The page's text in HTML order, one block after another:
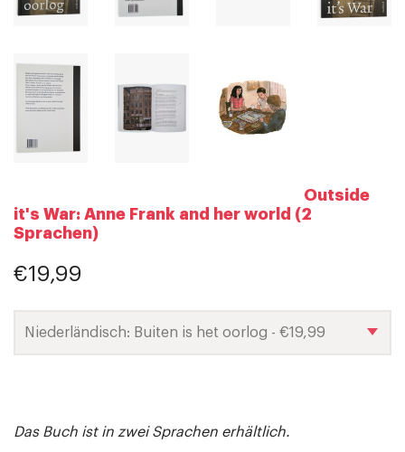
Outside
it's War: Anne Frank and her world (2
Sprachen)
€19,99
Das Buch ist in zwei Sprachen erhältlich.